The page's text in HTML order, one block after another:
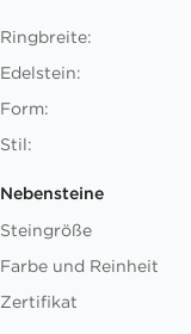
Ringbreite:
Edelstein:
Form:
Stil:
Nebensteine
Steingröße
Farbe und Reinheit
Zertifikat